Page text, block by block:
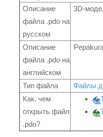
Описание
файла .pdo на
русском
3D-
Описание
файла .pdo на
английском
Тип файла
Файлы
Как, чем
открыть файл
.pdo?